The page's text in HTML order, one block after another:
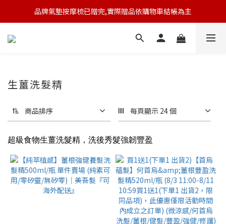
🆕 新會員註冊開卡送9折券 💰
品牌氣墊按摩梳已贈完,實際贈品依購物車結帳為主
🆕 新會員註冊開卡送9折券 💰
生薑洗髮精
商品排序 每頁顯示 24 個
超級食物生薑洗髮精，洗後秀髮強韌豐盈